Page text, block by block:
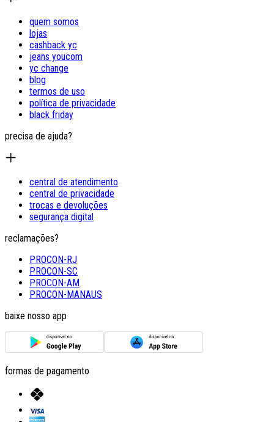
quem somos
lojas
cashback yc
jeans youcom
yc change
blog
termos de uso
política de privacidade
black friday
precisa de ajuda?
central de atendimento
central de privacidade
trocas e devoluções
segurança digital
reclamações?
PROCON-RJ
PROCON-SC
PROCON-AM
PROCON-MANAUS
baixe nosso app
formas de pagamento